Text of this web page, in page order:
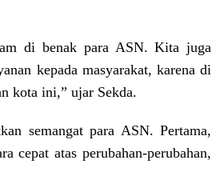
di benak para ASN. Kita juga
kepada masyarakat, karena di
kota ini,” ujar Sekda.
semangat para ASN. Pertama,
cepat atas perubahan-perubahan,